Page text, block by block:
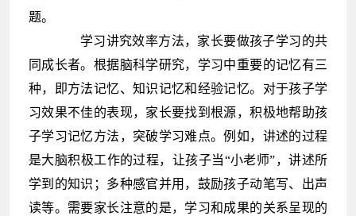
题。
学习讲究效率方法，家长要做孩子学习的共
同成长者。根据脑科学研究，学习中重要的记忆有三
种，即方法记忆、知识记忆和经验记忆。对于孩子学
习效果不佳的表现，家长要找到根源，积极地帮助孩
子学习记忆方法，突破学习难点。例如，讲述的过程
是大脑积极工作的过程，让孩子当“小老师”，讲述所
学到的知识；多种感官并用，鼓励孩子动笔写、出声
读等。需要家长注意的是，学习和成果的关系呈现的